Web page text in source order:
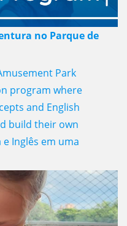
no Parque de
Park
program where
and English
build their own
Inglês em uma